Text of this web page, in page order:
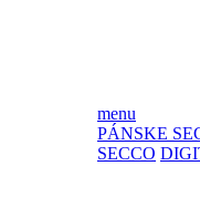
menu
PÁNSKE
SECCO